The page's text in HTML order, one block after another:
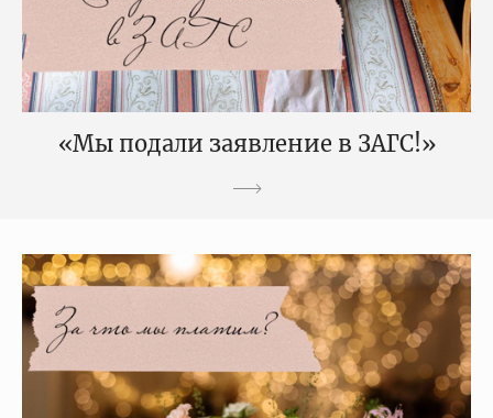
«Мы подали заявление в ЗАГС!»